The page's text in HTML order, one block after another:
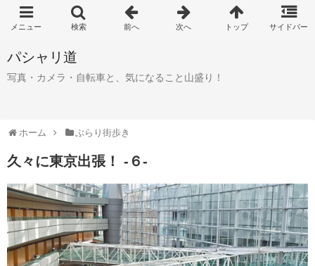
パシャリ道
写真・カメラ・自転車と、気になること山盛り！
ホーム ぶらり街歩き
久々に東京出張！ -６-